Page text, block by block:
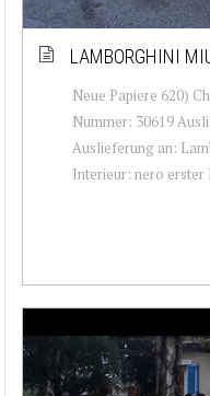
LAMBORGHINI
Neue Papiere 620)
Nummer: 30619
Auslieferung an:
Interieur: nero erster